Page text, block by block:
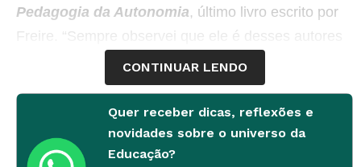
Pedagogia da Autonomia, último livro escrito por
Freire. “Sempre observei que ele é desses autores
importantes que infelizmente são mais citados do
que verdadeiramente lidos ou estudados. Sua obra
é pouco conhecida e discutida no Brasil, sobretudo
entre o público que não está habituado aos estudos
de Pedagogia”, disse em entrevista ao blog
CONTINUAR LENDO
Quer receber dicas, reflexões e
novidades sobre o universo da
Educação?